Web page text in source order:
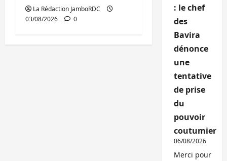
La Rédaction JamboRDC
03/08/2026
0
: le chef
des
Bavira
dénonce
une
tentative
de prise
du
pouvoir
coutumier
06/08/2026
Merci pour